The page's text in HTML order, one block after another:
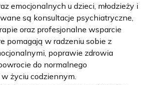
emocjonalnych u dzieci, młodzieży i
są konsultacje psychiatryczne,
oraz profesjonalne wsparcie
pomagają w radzeniu sobie z
poprawie zdrowia
do normalnego
życiu codziennym.